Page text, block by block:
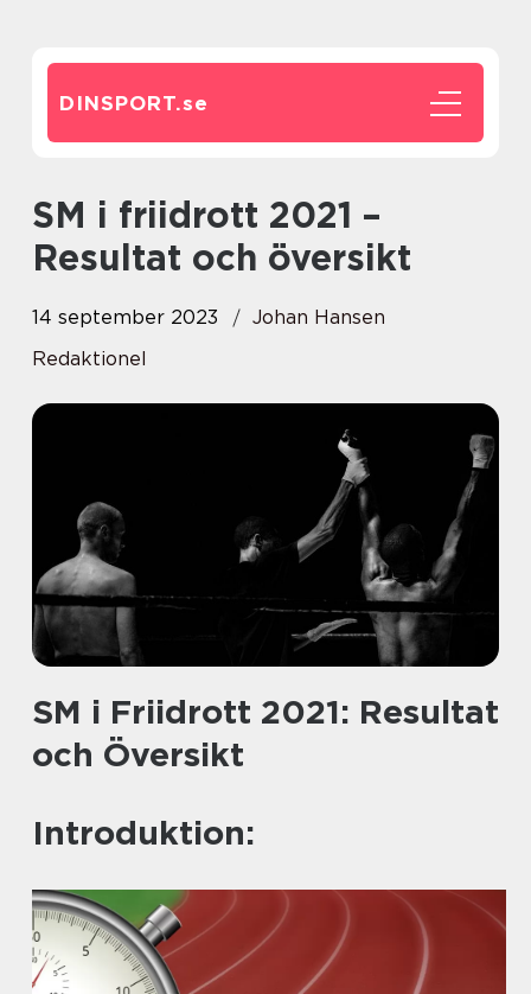
DINSPORT.se
SM i friidrott 2021 –
Resultat och översikt
14 september 2023
Johan Hansen
Redaktionel
SM i Friidrott 2021: Resultat
och Översikt
Introduktion: